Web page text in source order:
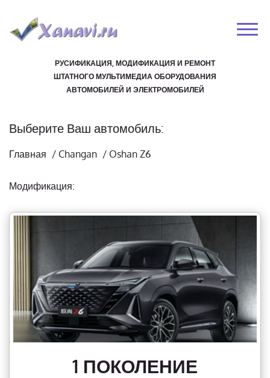
РУСИФИКАЦИЯ, МОДИФИКАЦИЯ И РЕМОНТ
ШТАТНОГО МУЛЬТИМЕДИА ОБОРУДОВАНИЯ
АВТОМОБИЛЕЙ И ЭЛЕКТРОМОБИЛЕЙ
Выберите Ваш автомобиль:
Главная / Changan / Oshan Z6
Модификация:
1 ПОКОЛЕНИЕ